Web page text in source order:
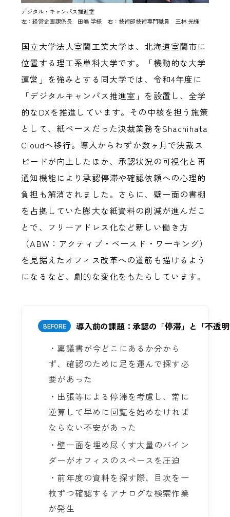
デジタル・キャンパス推進室
左：経営企画課係長 田嶋 学様 右：技術部技術専門職員 三林 光様
国立大学法人室蘭工業大学は、北海道室蘭市に
位置する理工系単科大学です。「機動的な大学
運営」を強みとする同大学では、令和4年度に
「デジタルキャンパス推進室」を設置し、全学
的なDXを推進しています。その中核を担う施策
として、紙ベースだった決裁業務をShachihata
Cloudへ移行。導入からわずか数ヶ月で決裁ス
ピードが向上したほか、承認状況の可視化と再
通知機能により承認停滞や確認依頼への心理的
負担も解消されました。さらに、壁一面の書棚
を占拠していた膨大な紙資料の削減が進んだこ
とで、フリーアドレス化など新しい働き方
（ABW：アクティブ・ベースド・ワーキング）
を見据えたオフィス改革への道筋も描けるよう
になるなど、劇的な変化をもたらしています。
BEFORE
導入前の課題：承認の「停滞」と「不透
・稟議書が今どこにあるか分から
ず、確認のために足を運んで探す必
要があった
・出張等による停滞を考慮し、常に
逆算して早めに回覧を始めなければ
ならない不安があった
・壁一面を埋め尽くす大量のバイン
ダーがオフィスのスペースを圧迫
・前年度の資料を探す際、目次を一
枚ずつ確認するアナログな検索作業
が発生